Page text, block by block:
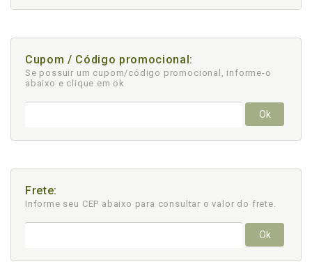
Cupom / Código promocional:
Se possuir um cupom/código promocional, informe-o
abaixo e clique em ok
Ok
Frete:
Informe seu CEP abaixo para consultar o valor do frete.
Ok